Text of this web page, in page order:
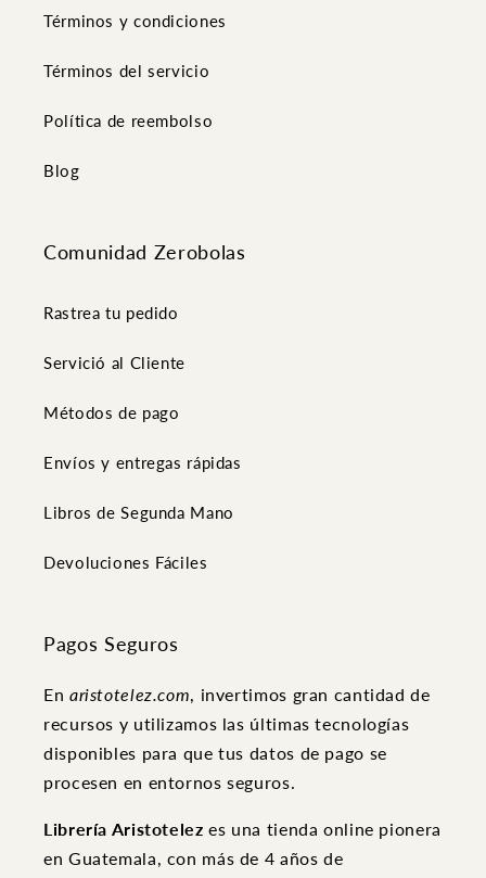
Términos y condiciones
Términos del servicio
Política de reembolso
Blog
Comunidad Zerobolas
Rastrea tu pedido
Servició al Cliente
Métodos de pago
Envíos y entregas rápidas
Libros de Segunda Mano
Devoluciones Fáciles
Pagos Seguros
En aristotelez.com, invertimos gran cantidad de
recursos y utilizamos las últimas tecnologías
disponibles para que tus datos de pago se
procesen en entornos seguros.
Librería Aristotelezes una tienda online pionera
en Guatemala, con más de 4 años de